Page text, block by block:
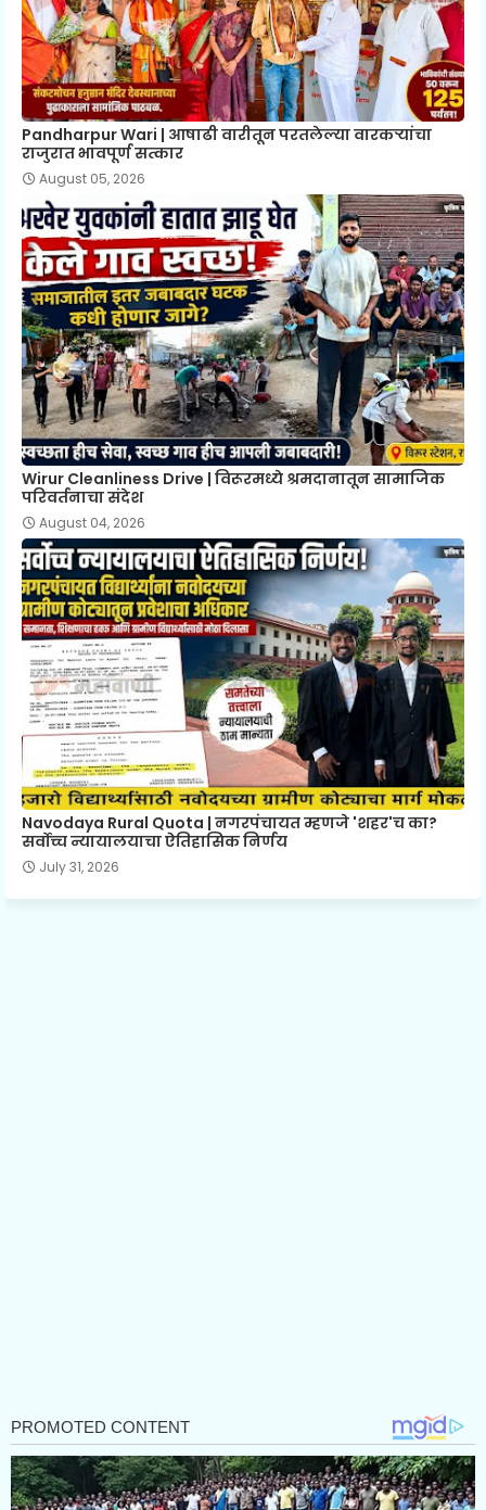
Pandharpur Wari | आषाढी वारीतून परतलेल्या वारकऱ्यांचा
राजुरात भावपूर्ण सत्कार
August 05, 2026
Wirur Cleanliness Drive | विरूरमध्ये श्रमदानातून सामाजिक
परिवर्तनाचा संदेश
August 04, 2026
Navodaya Rural Quota | नगरपंचायत म्हणजे 'शहर'च का?
सर्वोच्च न्यायालयाचा ऐतिहासिक निर्णय
July 31, 2026